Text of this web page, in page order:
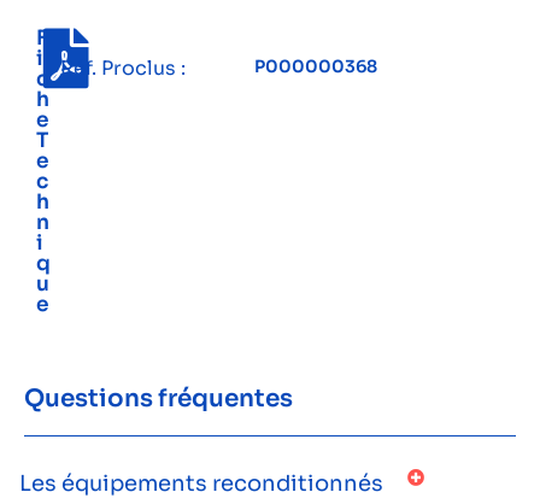
F
i
c
h
e
T
e
c
h
n
i
q
u
e
Réf. Proclus : P000000368
Questions fréquentes
Les équipements reconditionnés